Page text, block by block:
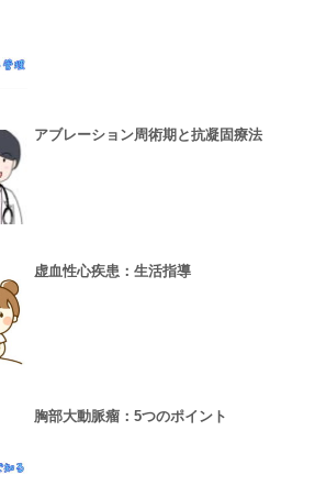
アブレーション周術期と抗凝固療法
虚血性心疾患：生活指導
胸部大動脈瘤：5つのポイント